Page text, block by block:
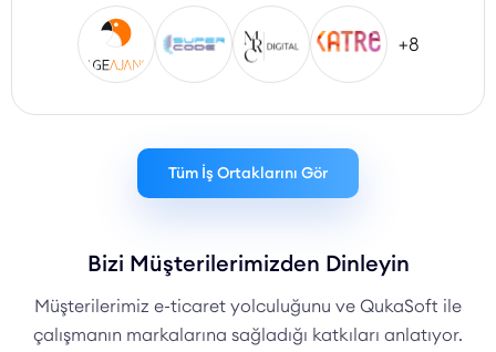
+8
Tüm İş Ortaklarını Gör
Bizi Müşterilerimizden Dinleyin
Müşterilerimiz e-ticaret yolculuğunu ve QukaSoft ile
çalışmanın markalarına sağladığı katkıları anlatıyor.